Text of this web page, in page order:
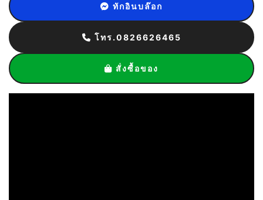
ทักอินบล๊อก
โทร.0826626465
สั่งซื้อของ